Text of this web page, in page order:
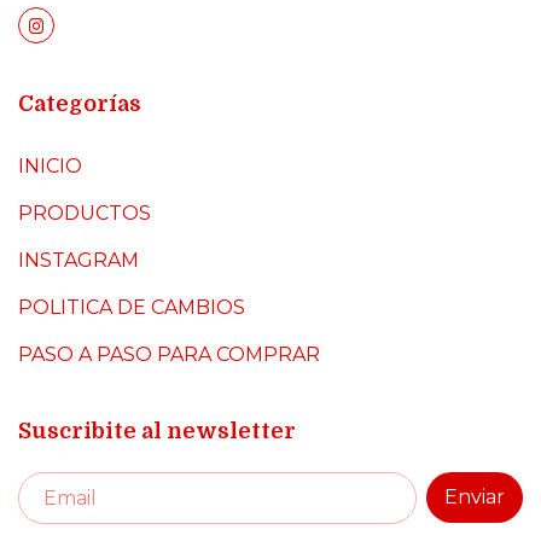
Categorías
INICIO
PRODUCTOS
INSTAGRAM
POLITICA DE CAMBIOS
PASO A PASO PARA COMPRAR
Suscribite al newsletter